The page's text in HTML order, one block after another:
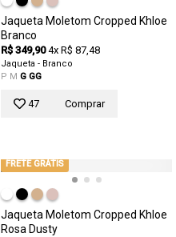
Jaqueta Moletom Cropped Khloe
Branco
R$ 349,90 4x R$ 87,48
Jaqueta - Branco
P M G GG
47 Comprar
FRETE GRÁTIS
Jaqueta Moletom Cropped Khloe
Rosa Dusty